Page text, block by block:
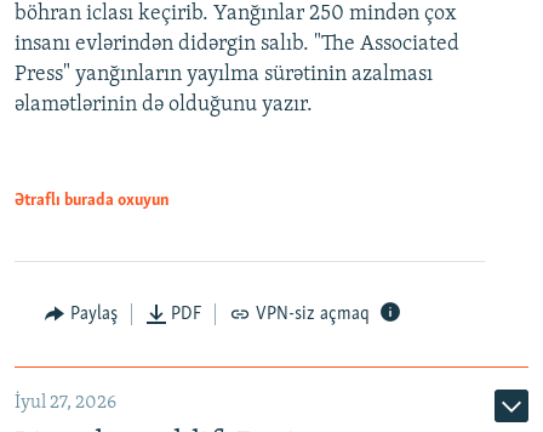
böhran iclası keçirib. Yanğınlar 250 mindən çox
insanı evlərindən didərgin salıb. "The Associated
Press" yanğınların yayılma sürətinin azalması
əlamətlərinin də olduğunu yazır.
Ətraflı burada oxuyun
Paylaş PDF VPN-siz açmaq
İyul 27, 2026